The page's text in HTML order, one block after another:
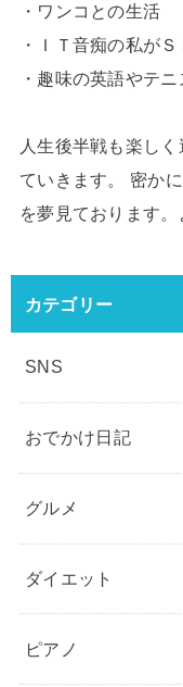
・ワンコとの生活
・ＩＴ音痴の私が
・趣味の英語やテ
人生後半戦も楽し
ていきます。 密か
を夢見ております。
カテゴリー
SNS
おでかけ日記
グルメ
ダイエット
ピアノ